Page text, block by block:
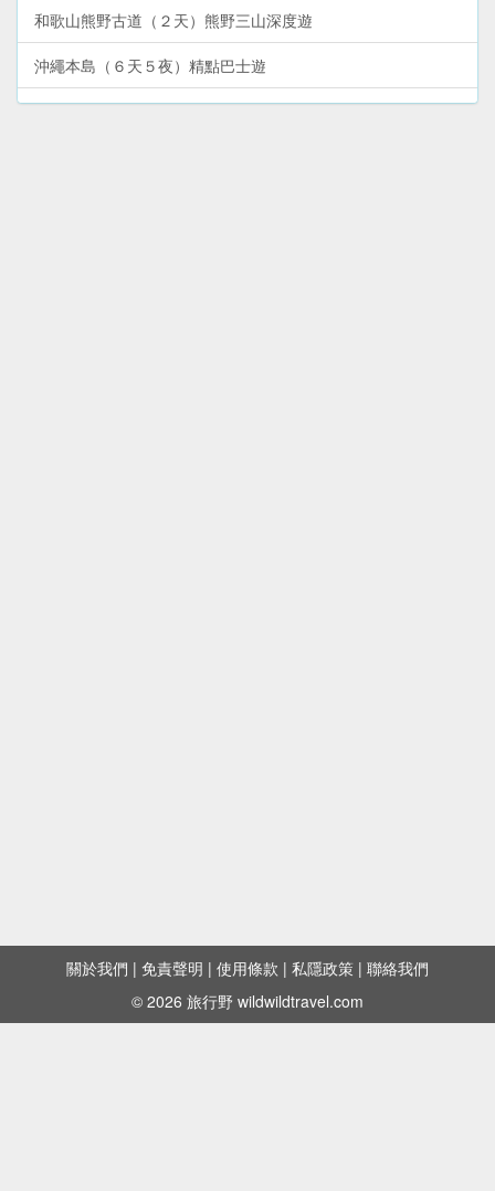
和歌山熊野古道（２天）熊野三山深度遊
沖繩本島（６天５夜）精點巴士遊
大阪市新世界、阿倍野（１天）景點＋購物遊
關於我們 | 免責聲明 | 使用條款 | 私隱政策 | 聯絡我們
© 2026 旅行野 wildwildtravel.com